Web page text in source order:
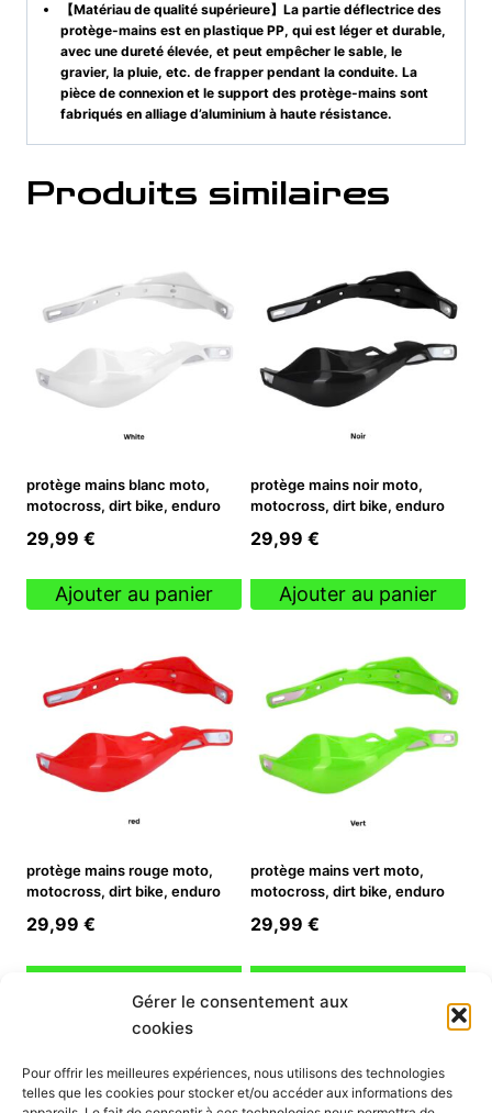
Gérer le consentement aux
cookies
Pour offrir les meilleures expériences, nous utilisons des technologies
telles que les cookies pour stocker et/ou accéder aux informations des
【Matériau de qualité supérieure】La partie déflectrice des
protège-mains est en plastique PP, qui est léger et durable,
avec une dureté élevée, et peut empêcher le sable, le
gravier, la pluie, etc. de frapper pendant la conduite. La
pièce de connexion et le support des protège-mains sont
fabriqués en alliage d’aluminium à haute résistance.
Produits similaires
protège mains blanc moto,
motocross, dirt bike, enduro
29,99 €
Ajouter au panier
protège mains noir moto,
motocross, dirt bike, enduro
29,99 €
Ajouter au panier
protège mains rouge moto,
motocross, dirt bike, enduro
29,99 €
Ajouter au panier
protège mains vert moto,
motocross, dirt bike, enduro
29,99 €
Ajouter au panier
INFORMATION